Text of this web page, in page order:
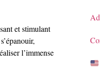
et stimulant
l’immense